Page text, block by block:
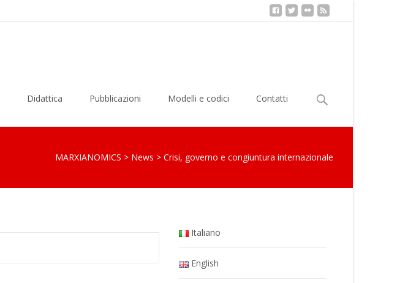
Didattica Pubblicazioni Modelli e codici Contatti
Ricerca
MARXIANOMICS > News > Crisi, governo e congiuntura internazionale
Italiano
English